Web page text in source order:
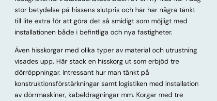
stor betydelse på hissens slutpris och här har några tänkt
till lite extra för att göra det så smidigt som möjligt med
installationen både i befintliga och nya fastigheter.
Även hisskorgar med olika typer av material och utrustning
visades upp. Här stack en hisskorg ut som erbjöd tre
dörröppningar. Intressant hur man tänkt på
konstruktionsförstärkningar samt logistiken med installation
av dörrmaskiner, kabeldragningar mm. Korgar med tre